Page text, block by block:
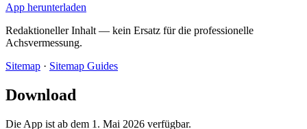
App herunterladen
Redaktioneller Inhalt — kein Ersatz für die professionelle
Achsvermessung.
Sitemap · Sitemap Guides
Download
Die App ist ab dem 1. Mai 2026 verfügbar.